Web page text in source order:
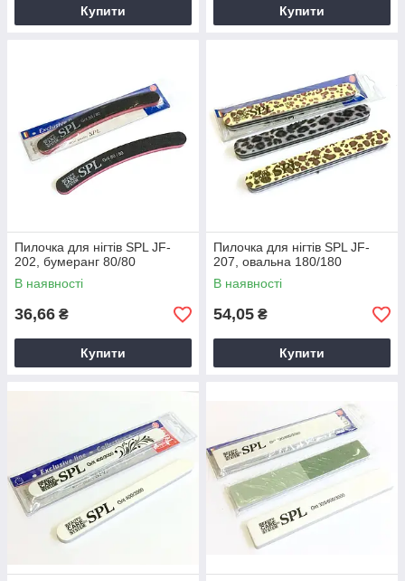
Купити Купити
Пилочка для нігтів SPL JF-
202, бумеранг 80/80
В наявності
36,66 ₴
Купити
Пилочка для нігтів SPL JF-
207, овальна 180/180
В наявності
54,05 ₴
Купити